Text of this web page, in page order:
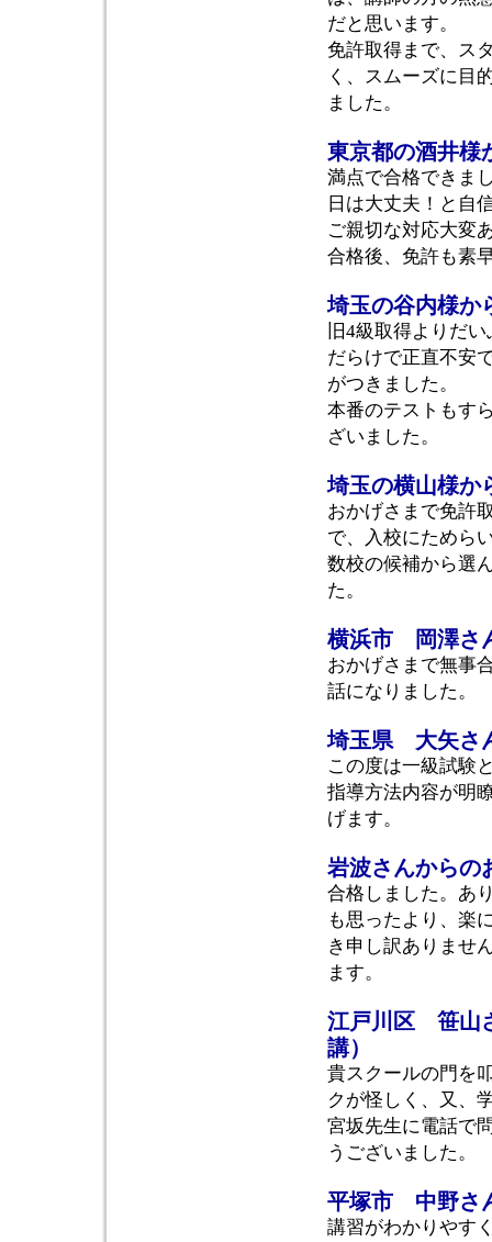
だと思います。
免許取得まで、ス
く、スムーズに目
ました。
東京都の酒井
満点で合格できま
日は大丈夫！と自
ご親切な対応大変
合格後、免許も素
埼玉の谷内様
旧4級取得よりだ
だらけで正直不安
がつきました。
本番のテストもす
ざいました。
埼玉の横山様
おかげさまで免許
で、入校にためら
数校の候補から選
た。
横浜市 岡澤さ
おかげさまで無事
話になりました。
埼玉県 大矢さ
この度は一級試験
指導方法内容が明
げます。
岩波さんから
合格しました。あ
も思ったより、楽
き申し訳ありませ
ます。
江戸川区 笹山
講）
貴スクールの門を
クが怪しく、又、
宮坂先生に電話で
うございました。
平塚市 中野さ
講習がわかりやす